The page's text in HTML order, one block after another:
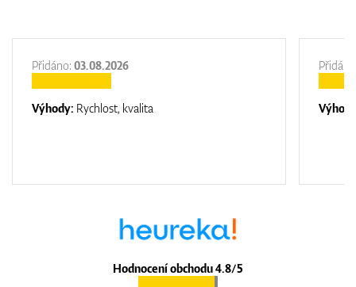
Hodnocení obchodu 4.8/5
Přidáno: 03.08.2026
Výhody: Rychlost, kvalita